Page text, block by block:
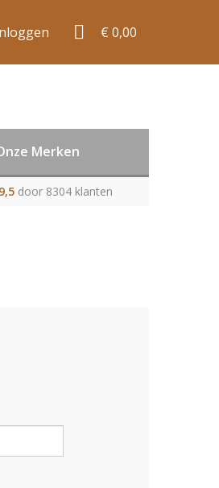
€ 0,00
Merken
9,5 door 8304 klanten